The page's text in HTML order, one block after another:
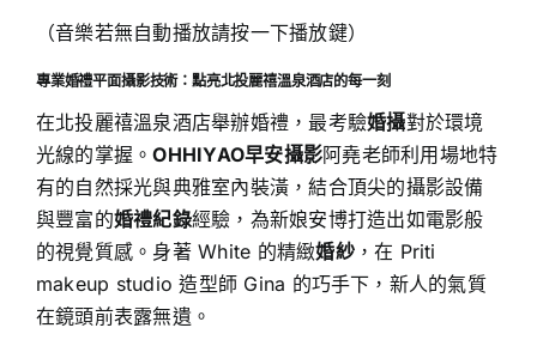
（音樂若無自動播放請按一下播放鍵）
專業婚禮平面攝影技術：點亮北投麗禧溫泉酒店的每一刻
在北投麗禧溫泉酒店舉辦婚禮，最考驗婚攝對於環境
光線的掌握。OHHIYAO早安攝影阿堯老師利用場地特
有的自然採光與典雅室內裝潢，結合頂尖的攝影設備
與豐富的婚禮紀錄經驗，為新娘安博打造出如電影般
的視覺質感。身著 White 的精緻婚紗，在 Priti
makeup studio 造型師 Gina 的巧手下，新人的氣質
在鏡頭前表露無遺。